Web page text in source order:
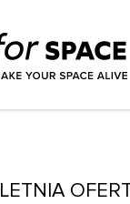
LETNIA